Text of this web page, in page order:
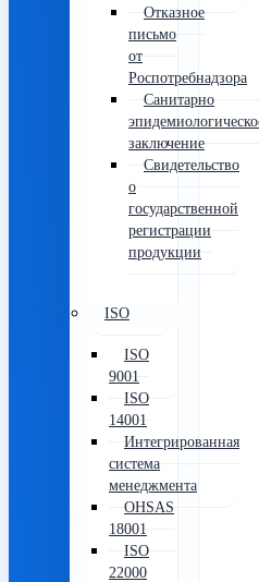
Отказное
письмо
от
Роспотребнадзора
Санитарно
заключение
Свидетельство
о
государственной
регистрации
продукции
ISO
ISO
9001
ISO
14001
Интегрированная
система
менеджмента
OHSAS
18001
ISO
22000